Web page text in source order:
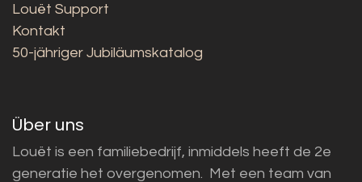
Louët Support
Kontakt
50-jähriger Jubiläumskatalog
Über uns
Louët is een familiebedrijf, inmiddels heeft de 2e
generatie het overgenomen. Met een team van